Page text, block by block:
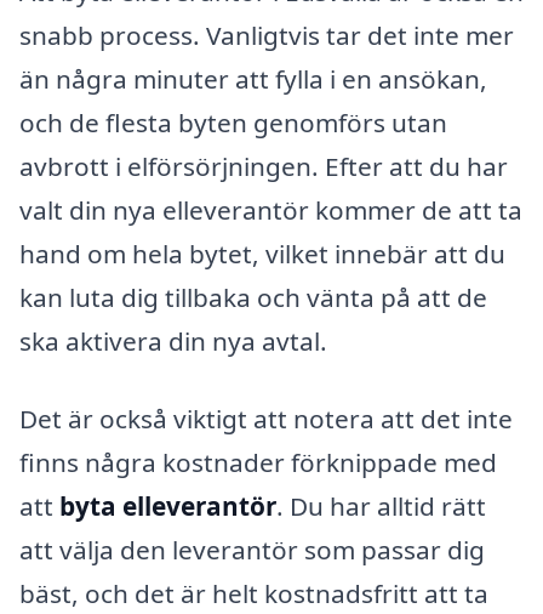
snabb process. Vanligtvis tar det inte mer
än några minuter att fylla i en ansökan,
och de flesta byten genomförs utan
avbrott i elförsörjningen. Efter att du har
valt din nya elleverantör kommer de att ta
hand om hela bytet, vilket innebär att du
kan luta dig tillbaka och vänta på att de
ska aktivera din nya avtal.
Det är också viktigt att notera att det inte
finns några kostnader förknippade med
att byta elleverantör. Du har alltid rätt
att välja den leverantör som passar dig
bäst, och det är helt kostnadsfritt att ta